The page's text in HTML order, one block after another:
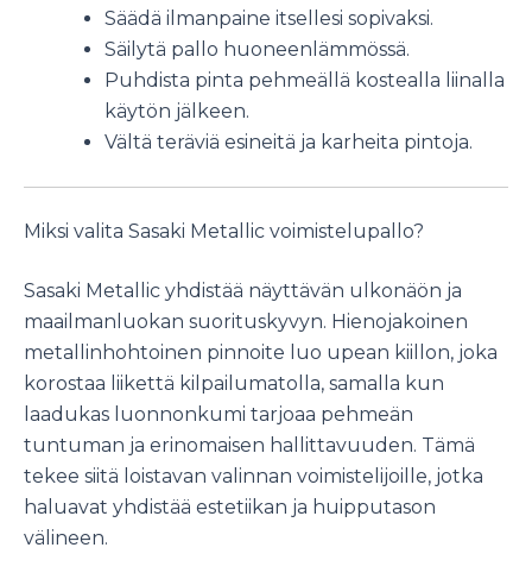
Säädä ilmanpaine itsellesi sopivaksi.
Säilytä pallo huoneenlämmössä.
Puhdista pinta pehmeällä kostealla liinalla
käytön jälkeen.
Vältä teräviä esineitä ja karheita pintoja.
Miksi valita Sasaki Metallic voimistelupallo?
Sasaki Metallic yhdistää näyttävän ulkonäön ja
maailmanluokan suorituskyvyn. Hienojakoinen
metallinhohtoinen pinnoite luo upean kiillon, joka
korostaa liikettä kilpailumatolla, samalla kun
laadukas luonnonkumi tarjoaa pehmeän
tuntuman ja erinomaisen hallittavuuden. Tämä
tekee siitä loistavan valinnan voimistelijoille, jotka
haluavat yhdistää estetiikan ja huipputason
välineen.